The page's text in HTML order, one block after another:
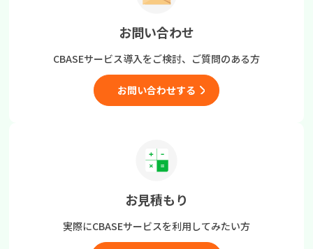
お問い合わせ
CBASEサービス導入をご検討、 ご質問のある方
お問い合わせする
お見積もり
実際にCBASEサービスを利用してみたい方